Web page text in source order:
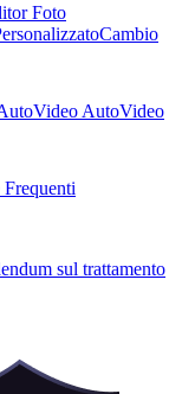
Foto
Cambio
Video AutoVideo
sul trattamento